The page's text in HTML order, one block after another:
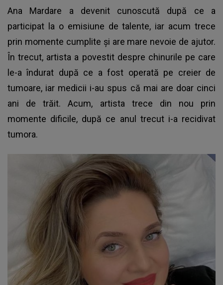
Ana Mardare a devenit cunoscută după ce a
participat la o emisiune de talente, iar acum trece
prin momente cumplite și are mare nevoie de ajutor.
În trecut, artista a povestit despre chinurile pe care
le-a îndurat după ce a fost operată pe creier de
tumoare, iar medicii i-au spus că mai are doar cinci
ani de trăit. Acum, artista trece din nou prin
momente dificile, după ce anul trecut i-a recidivat
tumora.